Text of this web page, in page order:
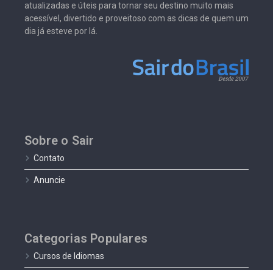
atualizadas e úteis para tornar seu destino muito mais
acessível, divertido e proveitoso com as dicas de quem um
dia já esteve por lá.
Sobre o Sair
Contato
Anuncie
Categorias Populares
Cursos de Idiomas